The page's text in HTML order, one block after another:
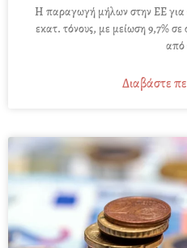
Η παραγωγή μήλων στην ΕΕ για
εκατ. τόνους, με μείωση 9,7%
από
Διαβάστε